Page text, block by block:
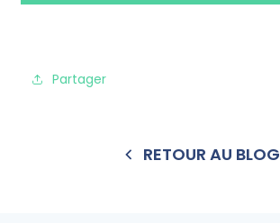
Partager
RETOUR AU BLOG